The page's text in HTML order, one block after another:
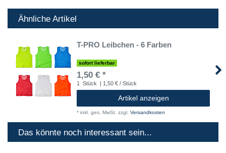
Ähnliche Artikel
T-PRO Leibchen - 6 Farben
sofort lieferbar
1,50 € *
1 Stück | 1,50 € / Stück
Artikel anzeigen
* inkl. ges. MwSt. zzgl. Versandkosten
Das könnte noch interessant sein...